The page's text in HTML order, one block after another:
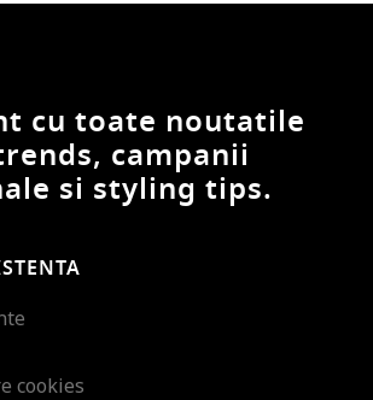
cu toate noutatile
campanii
si styling tips.
cookies